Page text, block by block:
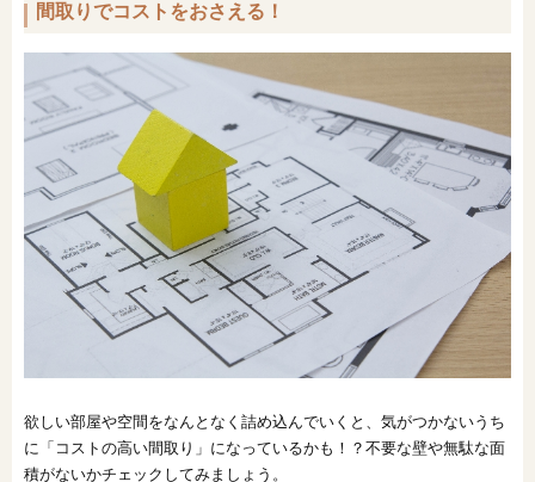
間取りでコストをおさえる！
欲しい部屋や空間をなんとなく詰め込んでいくと、気がつかないうち
に「コストの高い間取り」になっているかも！？不要な壁や無駄な面
積がないかチェックしてみましょう。